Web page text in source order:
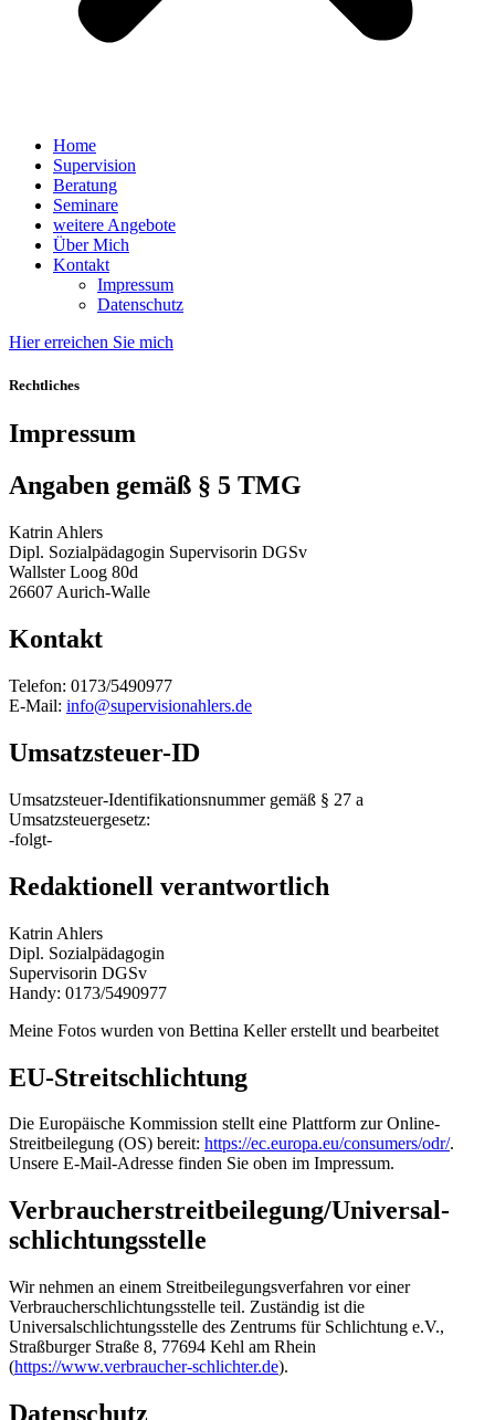
Home
Supervision
Beratung
Seminare
weitere Angebote
Über Mich
Kontakt
Impressum
Datenschutz
Hier erreichen Sie mich
Rechtliches
Impressum
Angaben gemäß § 5 TMG
Katrin Ahlers
Dipl. Sozialpädagogin Supervisorin DGSv
Wallster Loog 80d
26607 Aurich-Walle
Kontakt
Telefon: 0173/5490977
E-Mail: info@supervisionahlers.de
Umsatzsteuer-ID
Umsatzsteuer-Identifikationsnummer gemäß § 27 a
Umsatzsteuergesetz:
-folgt-
Redaktionell verantwortlich
Katrin Ahlers
Dipl. Sozialpädagogin
Supervisorin DGSv
Handy: 0173/5490977
Meine Fotos wurden von Bettina Keller erstellt und bearbeitet
EU-Streitschlichtung
Die Europäische Kommission stellt eine Plattform zur Online-
Streitbeilegung (OS) bereit: https://ec.europa.eu/consumers/odr/.
Unsere E-Mail-Adresse finden Sie oben im Impressum.
Verbraucher­streit­beilegung/Universal­
schlichtungs­stelle
Wir nehmen an einem Streitbeilegungsverfahren vor einer
Verbraucherschlichtungsstelle teil. Zuständig ist die
Universalschlichtungsstelle des Zentrums für Schlichtung e.V.,
Straßburger Straße 8, 77694 Kehl am Rhein
(https://www.verbraucher-schlichter.de).
Datenschutz